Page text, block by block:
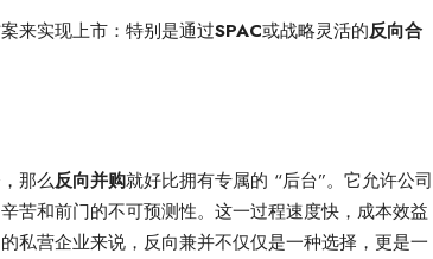
来实现上市：特别是通过SPAC或战略灵活的反向合
那么反向并购就好比拥有专属的 “后台”。它允许公司
苦和前门的不可预测性。这一过程速度快，成本效益
私营企业来说，反向兼并不仅仅是一种选择，更是一